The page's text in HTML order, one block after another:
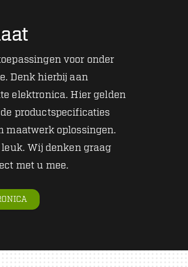
voor onder
Denk hierbij aan
elektronica. Hier gelden
productspecificaties
maatwerk oplossingen.
Wij denken graag
met u mee.